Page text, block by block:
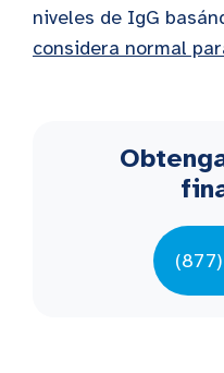
niveles de IgG
considera normal